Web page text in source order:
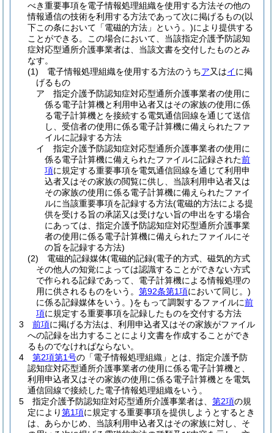
べき重要事項を電子情報処理組織を使用する方法その他の
情報通信の技術を利用する方法であって次に掲げるもの(以
下この条において「電磁的方法」という。)により提供する
ことができる。
この場合において、当該指定介護予防認知
症対応型通所介護事業者は、当該文書を交付したものとみ
なす。
(1)
電子情報処理組織を使用する方法のうちア又はイに掲
げるもの
ア
指定介護予防認知症対応型通所介護事業者の使用に
係る電子計算機と利用申込者又はその家族の使用に係
る電子計算機とを接続する電気通信回線を通じて送信
し、受信者の使用に係る電子計算機に備えられたファ
イルに記録する方法
イ
指定介護予防認知症対応型通所介護事業者の使用に
係る電子計算機に備えられたファイルに記録された前
項に規定する重要事項を電気通信回線を通じて利用申
込者又はその家族の閲覧に供し、当該利用申込者又は
その家族の使用に係る電子計算機に備えられたファイ
ルに当該重要事項を記録する方法(電磁的方法による提
供を受ける旨の承諾又は受けない旨の申出をする場合
にあっては、指定介護予防認知症対応型通所介護事業
者の使用に係る電子計算機に備えられたファイルにそ
の旨を記録する方法)
(2)
電磁的記録媒体(電磁的記録(電子的方式、磁気的方式
その他人の知覚によっては認識することができない方式
で作られる記録であって、電子計算機による情報処理の
用に供されるものをいう。 第92条第1項において同じ。)
に係る記録媒体をいう。)をもって調製するファイルに前
項に規定する重要事項を記録したものを交付する方法
3
前項に掲げる方法は、利用申込者又はその家族がファイル
への記録を出力することにより文書を作成することができ
るものでなければならない。
4
第2項第1号の「電子情報処理組織」とは、指定介護予防
認知症対応型通所介護事業者の使用に係る電子計算機と、
利用申込者又はその家族の使用に係る電子計算機とを電気
通信回線で接続した電子情報処理組織をいう。
5
指定介護予防認知症対応型通所介護事業者は、 第2項の規
定により第1項に規定する重要事項を提供しようとするとき
は、あらかじめ、当該利用申込者又はその家族に対し、そ